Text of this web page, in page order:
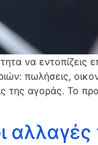
να εντοπίζεις
πωλήσεις,
της αγοράς. Το